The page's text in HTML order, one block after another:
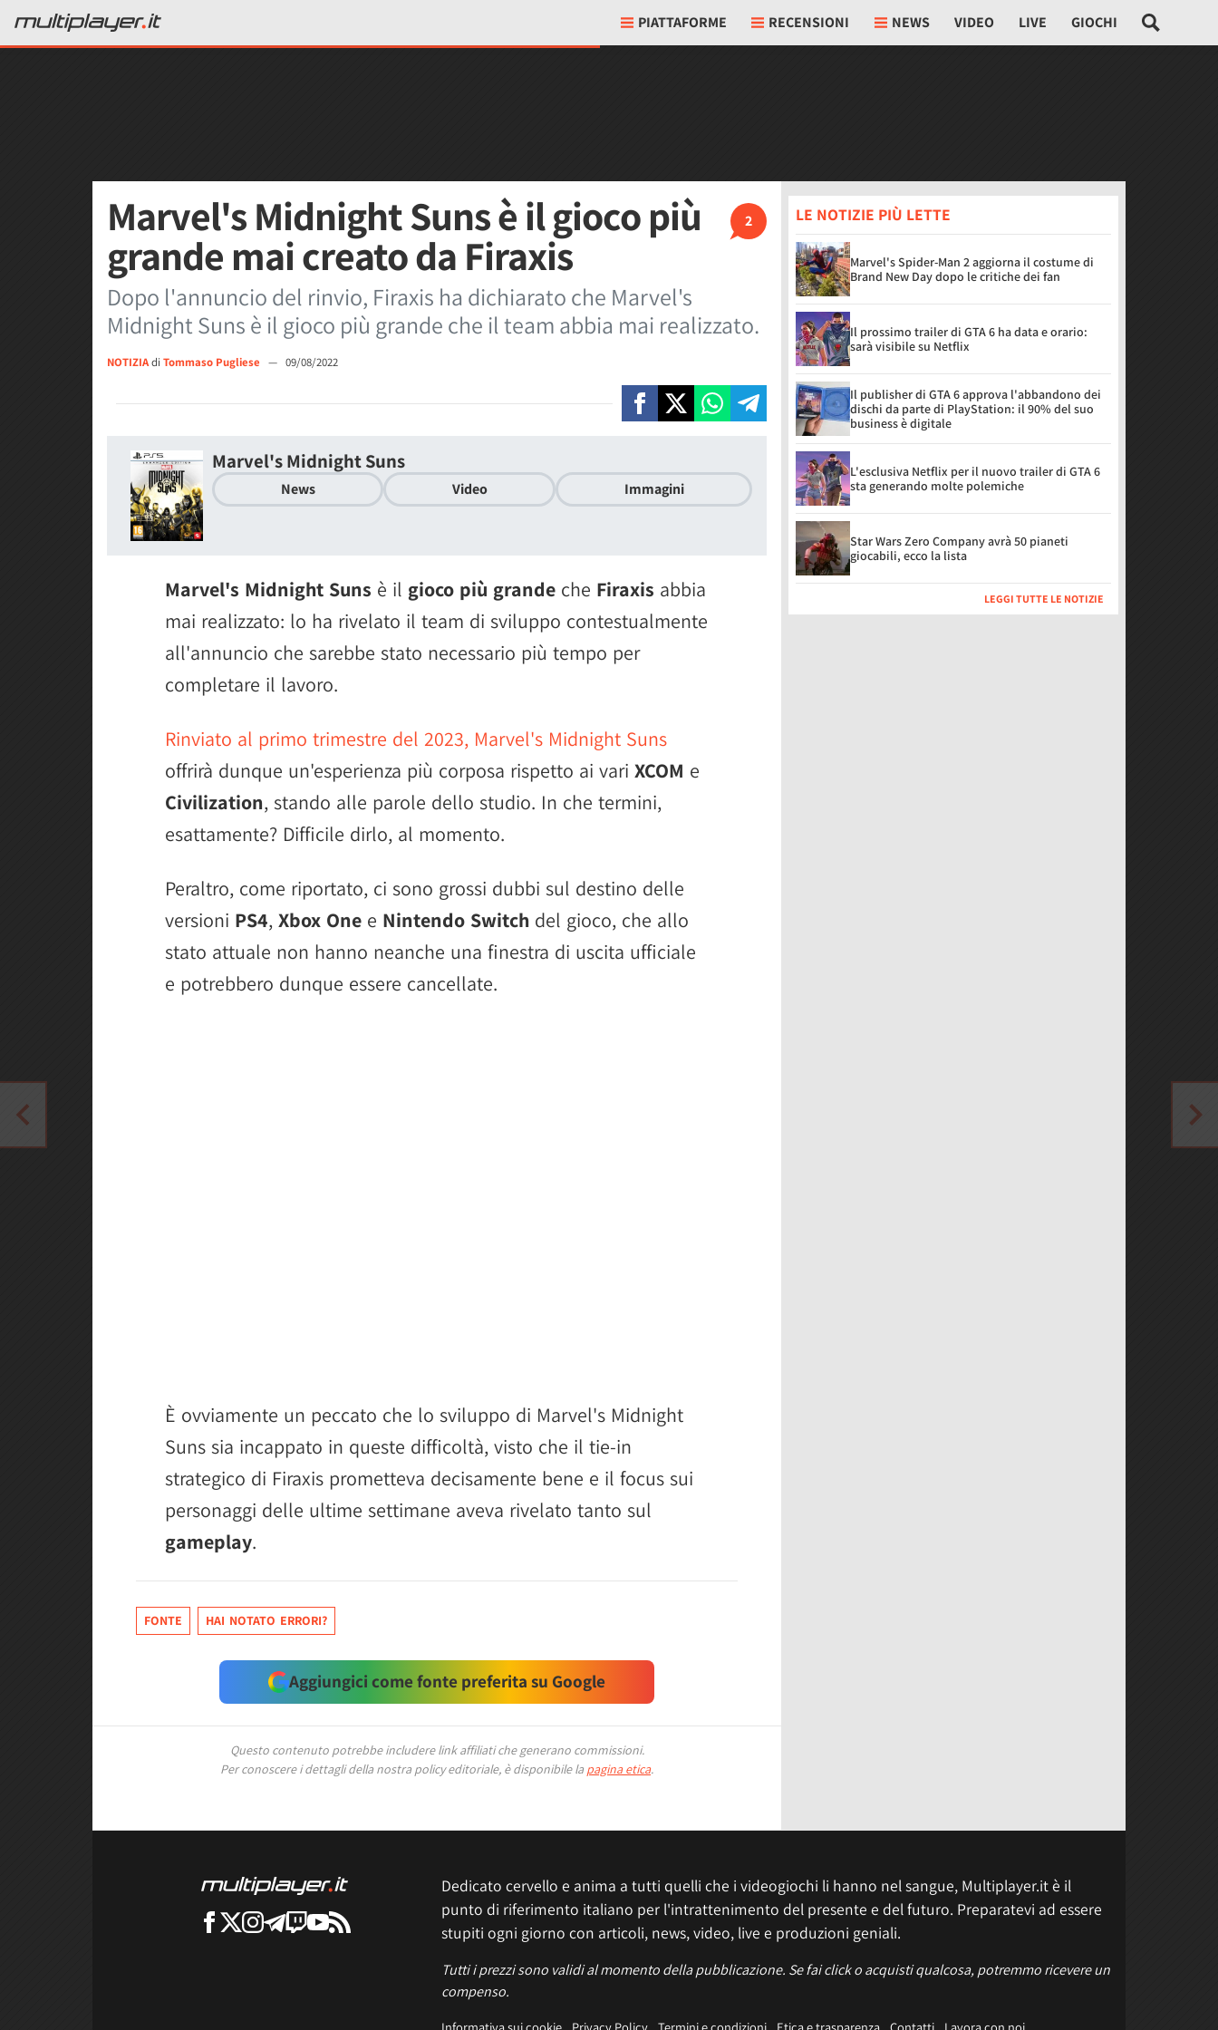
PIATTAFORME RECENSIONI NEWS VIDEO LIVE GIOCHI
2
Marvel's Midnight Suns è il gioco più
grande mai creato da Firaxis
Dopo l'annuncio del rinvio, Firaxis ha dichiarato che Marvel's
Midnight Suns è il gioco più grande che il team abbia mai realizzato.
NOTIZIAdi Tommaso Pugliese — 09/08/2022
Marvel's Midnight Suns
News Video Immagini
Marvel's Midnight Suns è il gioco più grande che Firaxis abbia
mai realizzato: lo ha rivelato il team di sviluppo contestualmente
all'annuncio che sarebbe stato necessario più tempo per
completare il lavoro.
Rinviato al primo trimestre del 2023, Marvel's Midnight Suns
offrirà dunque un'esperienza più corposa rispetto ai vari XCOM e
Civilization, stando alle parole dello studio. In che termini,
esattamente? Difficile dirlo, al momento.
Peraltro, come riportato, ci sono grossi dubbi sul destino delle
versioni PS4, Xbox One e Nintendo Switch del gioco, che allo
stato attuale non hanno neanche una finestra di uscita ufficiale
e potrebbero dunque essere cancellate.
È ovviamente un peccato che lo sviluppo di Marvel's Midnight
Suns sia incappato in queste difficoltà, visto che il tie-in
strategico di Firaxis prometteva decisamente bene e il focus sui
personaggi delle ultime settimane aveva rivelato tanto sul
gameplay.
FONTE HAI NOTATO ERRORI?
Aggiungici come fonte preferita su Google
Questo contenuto potrebbe includere link affiliati che generano commissioni.
Per conoscere i dettagli della nostra policy editoriale, è disponibile la pagina etica.
LE NOTIZIE PIÙ LETTE
Marvel's Spider-Man 2 aggiorna il costume di
Brand New Day dopo le critiche dei fan
Il prossimo trailer di GTA 6 ha data e orario:
sarà visibile su Netflix
Il publisher di GTA 6 approva l'abbandono dei
dischi da parte di PlayStation: il 90% del suo
business è digitale
L'esclusiva Netflix per il nuovo trailer di GTA 6
sta generando molte polemiche
Star Wars Zero Company avrà 50 pianeti
giocabili, ecco la lista
LEGGI TUTTE LE NOTIZIE
Dedicato cervello e anima a tutti quelli che i videogiochi li hanno nel sangue, Multiplayer.it è il
punto di riferimento italiano per l'intrattenimento del presente e del futuro. Preparatevi ad essere
stupiti ogni giorno con articoli, news, video, live e produzioni geniali.
Tutti i prezzi sono validi al momento della pubblicazione. Se fai click o acquisti qualcosa, potremmo ricevere un
compenso.
Informativa sui cookie Privacy Policy Termini e condizioni Etica e trasparenza Contatti Lavora con noi